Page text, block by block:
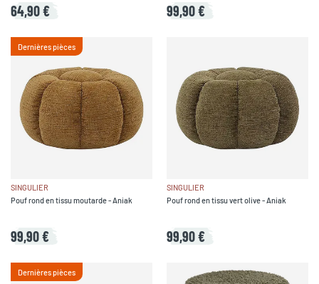
64,90 € 99,90 €
Dernières pièces
SINGULIER
Pouf rond en tissu moutarde - Aniak
99,90 €
SINGULIER
Pouf rond en tissu vert olive - Aniak
99,90 €
Dernières pièces